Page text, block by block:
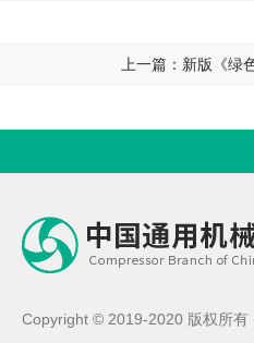
上一篇：新版《绿
Copyright © 2019-2020 版权所有